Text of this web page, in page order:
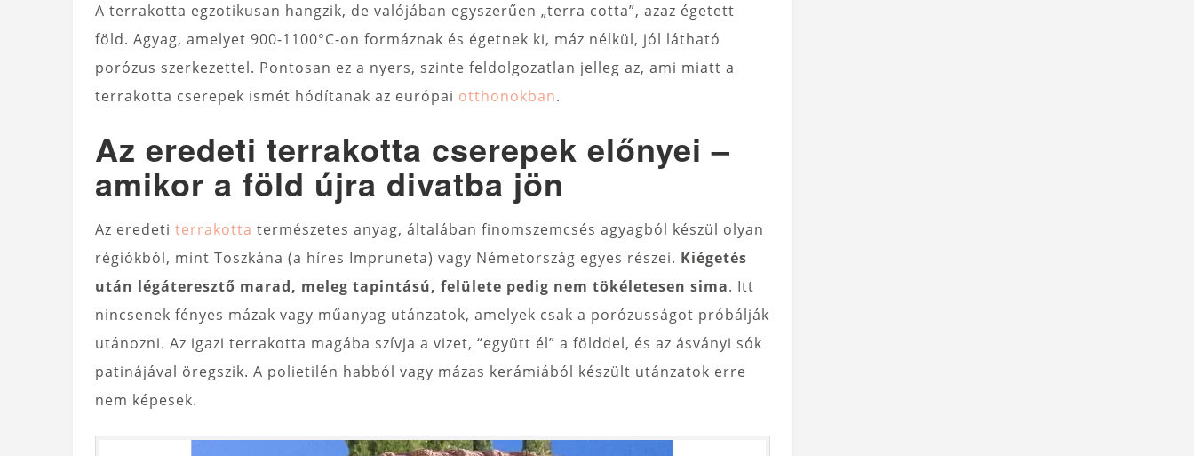
A terrakotta egzotikusan hangzik, de valójában egyszerűen „terra cotta”, azaz égetett
föld. Agyag, amelyet 900-1100°C-on formáznak és égetnek ki, máz nélkül, jól látható
porózus szerkezettel. Pontosan ez a nyers, szinte feldolgozatlan jelleg az, ami miatt a
terrakotta cserepek ismét hódítanak az európai otthonokban.
Az eredeti terrakotta cserepek előnyei –
amikor a föld újra divatba jön
Az eredeti terrakotta természetes anyag, általában finomszemcsés agyagból készül olyan
régiókból, mint Toszkána (a híres Impruneta) vagy Németország egyes részei. Kiégetés
után légáteresztő marad, meleg tapintású, felülete pedig nem tökéletesen sima. Itt
nincsenek fényes mázak vagy műanyag utánzatok, amelyek csak a porózusságot próbálják
utánozni. Az igazi terrakotta magába szívja a vizet, “együtt él” a földdel, és az ásványi sók
patinájával öregszik. A polietilén habból vagy mázas kerámiából készült utánzatok erre
nem képesek.